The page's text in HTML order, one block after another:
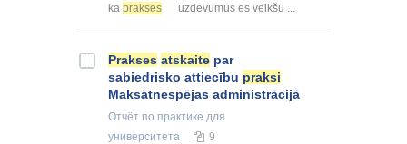
ka prakses uzdevumus es veikšu ...
Prakses atskaite par
sabiedrisko attiecību praksi
Maksātnespējas administrācijā
Отчёт по практике для
университета
9